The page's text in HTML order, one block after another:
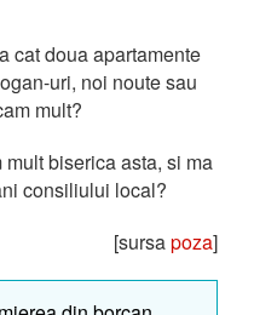
cat doua apartamente
uri, noi noute sau
mult?
biserica asta, si ma
consiliului local?
[sursapoza]